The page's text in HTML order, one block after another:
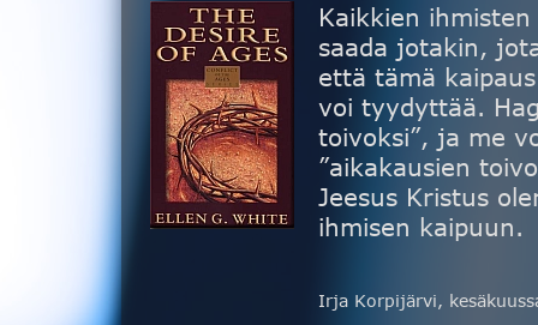
Kaikkien
saada jotakin,
että tämä
voi tyydyttää.
toivoksi”, ja me
”aikakausien
Jeesus Kristus
ihmisen kaipuun.
Irja Korpijärvi,